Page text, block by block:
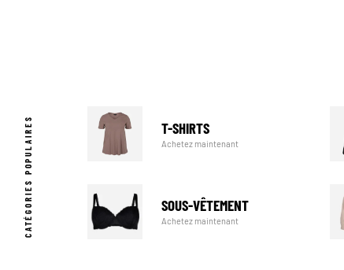
CATÉGORIES POPULAIRES T-SHIRTS
Achetez maintenant
SOUS-VÊTEMENT
Achetez maintenant